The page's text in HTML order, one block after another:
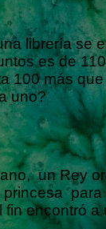
librería se
es de
100 más
uno?
un Rey
princesa para
fin encontró a